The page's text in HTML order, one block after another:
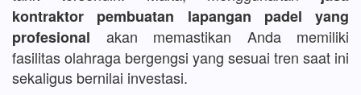
kontraktor pembuatan lapangan padel yang
profesional akan memastikan Anda memiliki
fasilitas olahraga bergengsi yang sesuai tren saat ini
sekaligus bernilai investasi.